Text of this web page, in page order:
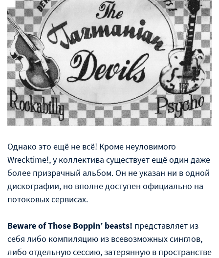
Однако это ещё не всё! Кроме неуловимого
Wrecktime!, у коллектива существует ещё один даже
более призрачный альбом. Он не указан ни в одной
дискографии, но вполне доступен официально на
потоковых сервисах.
Beware of Those Boppin’ beasts! представляет из
себя либо компиляцию из всевозможных синглов,
либо отдельную сессию, затерянную в пространстве